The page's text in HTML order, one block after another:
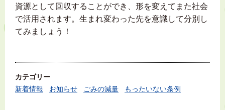
資源として回収することができ、形を変えてまた社会
で活用されます。生まれ変わった先を意識して分別し
てみましょう！
カテゴリー
新着情報
お知らせ ごみの減量 もったいない条例